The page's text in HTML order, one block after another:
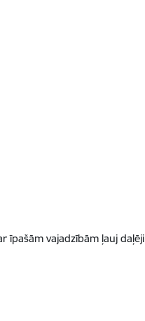
īpašām vajadzībām ļauj daļēji